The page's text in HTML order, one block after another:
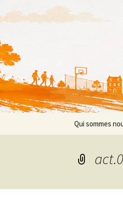
au
Actions
Qui sommes
Prévention
Prévention